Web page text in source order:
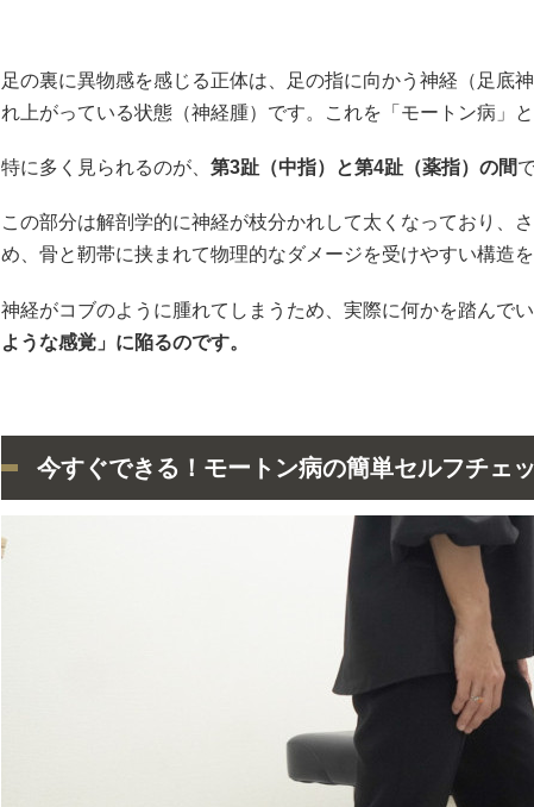
足の裏に異物感を感じる正体は、足の指に向かう神経（足底
れ上がっている状態（神経腫）です。これを「モートン病」
特に多く見られるのが、 第3趾（中指）と第4趾（薬指）の間
この部分は解剖学的に神経が枝分かれして太くなっており、
め、骨と靭帯に挟まれて物理的なダメージを受けやすい構造
神経がコブのように腫れてしまうため、実際に何かを踏んで
ような感覚」に陥るのです。
今すぐできる！モートン病の簡単セルフチェ